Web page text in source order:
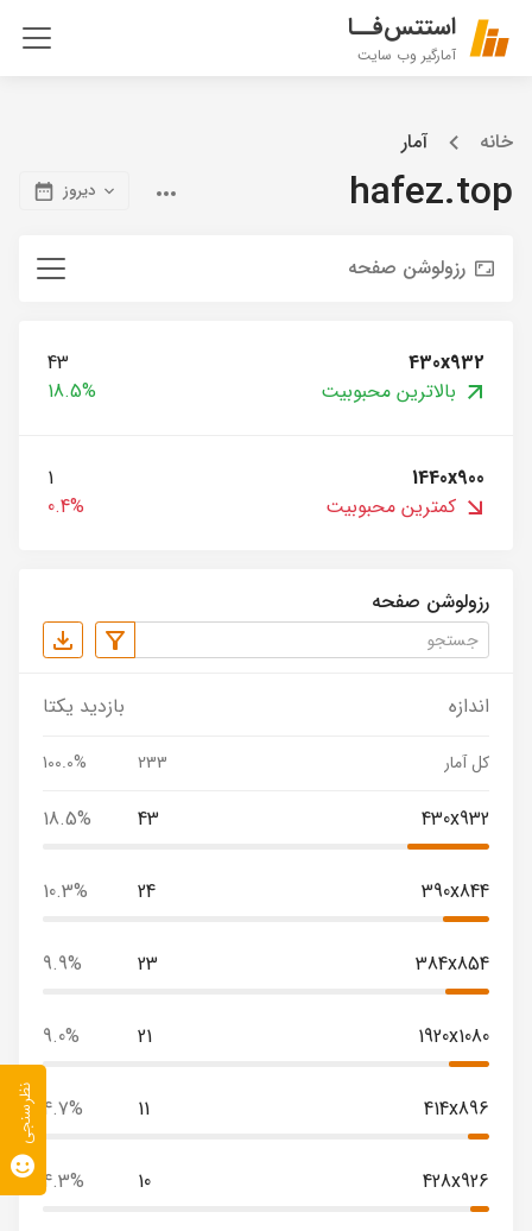
استتس‌فــا
آمارگیر وب سایت
خانه آمار
hafez.top دیروز
رزولوشن صفحه
430x932
43
بالاترین محبوبیت
18.5%
1440x900
1
کمترین محبوبیت
0.4%
رزولوشن صفحه
اندازه بازدید یکتا
کل آمار 233
100.0%
430x932
43
18.5%
390x844
24
10.3%
384x854
23
9.9%
1920x1080
21
9.0%
414x896
11
4.7%
428x926
10
4.3%
نظرسنجی